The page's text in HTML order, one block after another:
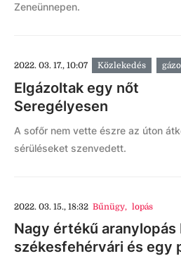
Zeneünnepen.
2022. 03. 17., 10:07 Közlekedés
Elgázoltak egy nőt
Seregélyesen
A sofőr nem vette észre az úton
sérüléseket szenvedett.
2022. 03. 15., 18:32 Bűnügy, lopás
Nagy értékű
székesfehérvári és egy